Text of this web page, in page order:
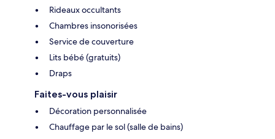
Rideaux occultants
Chambres insonorisées
Service de couverture
Lits bébé (gratuits)
Draps
Faites-vous plaisir
Décoration personnalisée
Chauffage par le sol (salle de bains)